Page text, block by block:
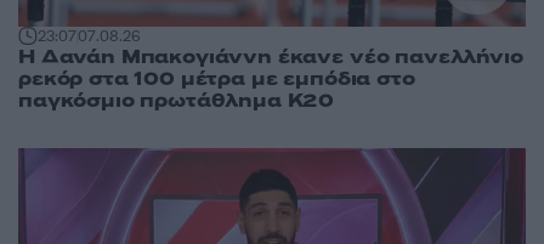
23:0707.08.26
Η Δανάη Μπακογιάννη έκανε νέο πανελλήνιο
ρεκόρ στα 100 μέτρα με εμπόδια στο
παγκόσμιο πρωτάθλημα Κ20